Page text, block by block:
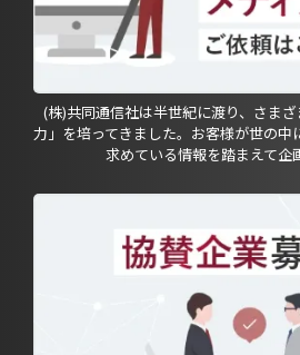
(株)共同通信社は半世紀に渡り、さま
力」を培ってきました。お客様が世の中
求めている情報を踏まえて企